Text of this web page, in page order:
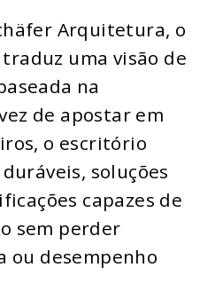
Arquitetura, o
uma visão de
na
de apostar em
o escritório
soluções
capazes de
sem perder
ou desempenho